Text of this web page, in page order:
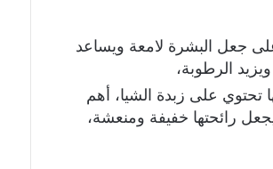
على جعل البشرة لامعة ويساعد
الرطوبة،
تحتوي على زبدة الشيا، أهم
رائحتها خفيفة ومنعشة،